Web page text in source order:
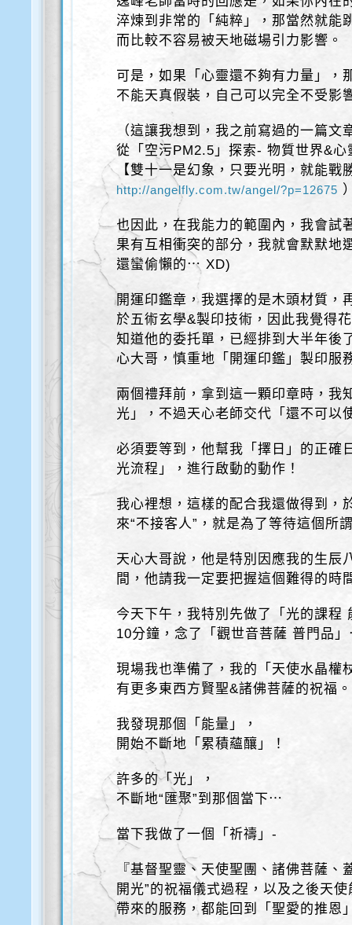
淬煉到非常的「純粹」，那當然就能
而比較不容易被天地磁場引力影響。
可是，如果「心靈還不夠有力量」，
不能天真假裝，自己可以完全不受影
（這讓我想到，我之前寫過的一篇文
從「空污PM2.5」探索- 物質世界&心
【雙十一是幻象，只要光明，就能戰
http://angelfly.com.tw/angel/?p=12675
也因此，在我能力的範圍內，我會試
果有互相衝突的部分，我就會默默
還蠻偷懶的⋯ XD)
開運印鑑章，我選擇的是木頭材質，
於五術玄學&製印技術，因此我覺得
知道他的委托單，已經排到大半年後
心大哥，慎重地「開運印鑑」製印服
兩個禮拜前，拿到這一顆印章時，我
光」，不過天心老師交代「還不可以
必須要等到，他幫我「擇日」的正確
光流程」，進行啟動的動作！
我心裡想，這樣的配合我還做得到，
來“不接客人”，就是為了等待這個所
天心大哥說，他是特別因應我的生辰
間，他請我一定要把握這個難得的時
今天下午，我特別先做了「光的課程
10分鐘，念了「觀世音菩薩 普門品
現場我也準備了，我的「天使水晶權
有更多東西方賢聖&諸佛菩薩的祝福。
我發現那個「能量」，
開始不斷地「累積蘊釀」！
許多的「光」，
不斷地“匯聚”到那個當下⋯
當下我做了一個「祈禱」-
『基督聖靈、天使聖團、諸佛菩薩、
開光”的祝福儀式過程，以及之後天
帶來的服務，都能回到「聖愛的推恩